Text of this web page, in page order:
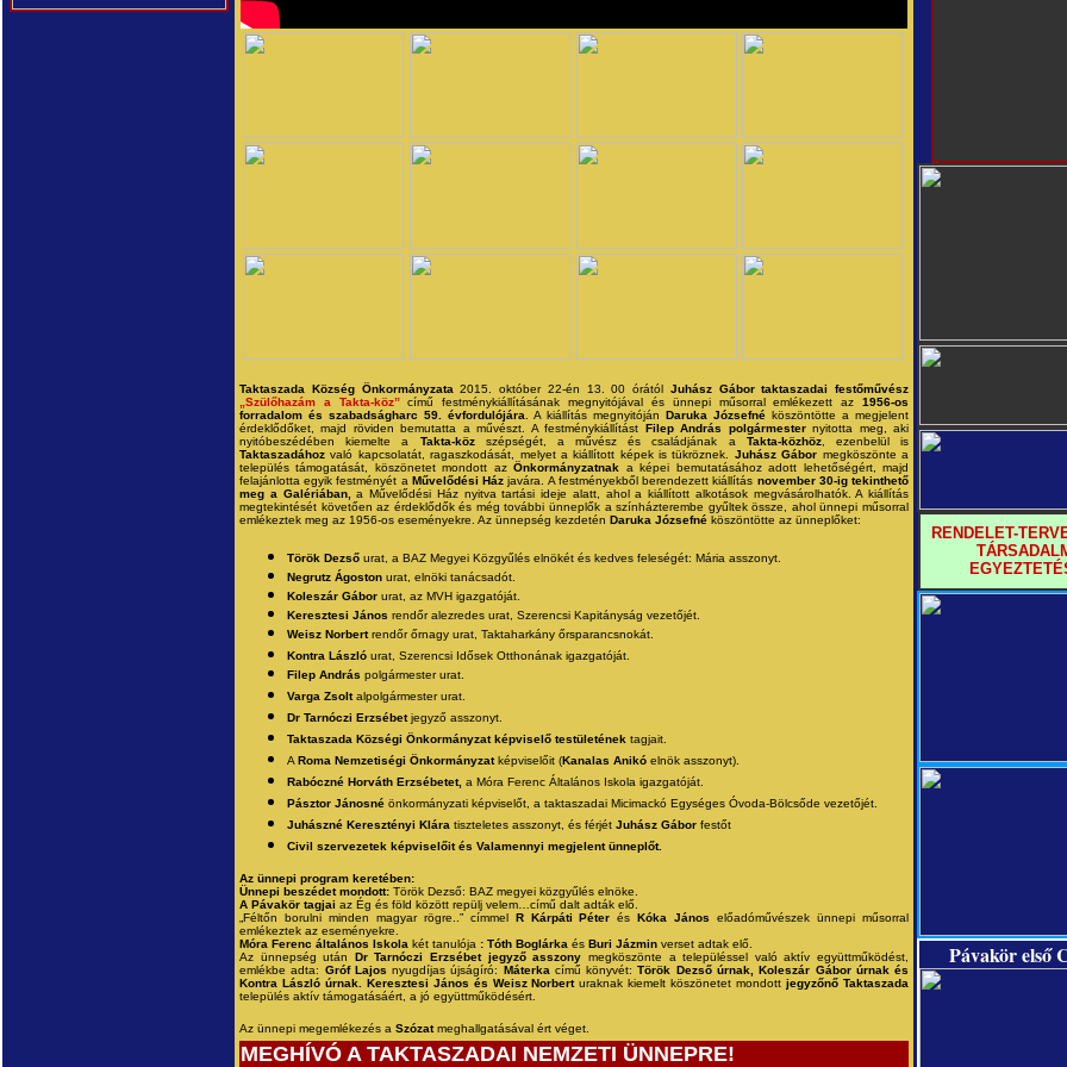
Taktaszada Község Önkormányzata 2015. október 22-én 13. 00 órától Juhász Gábor taktaszadai festőművész
„Szülőhazám a Takta-köz”című festménykiállításának megnyitójával és ünnepi műsorral emlékezett az1956-os
forradalom és szabadságharc 59. évfordulójára . A kiállítás megnyitóján Daruka Józsefné köszöntötte a megjelent
érdeklődőket, majd röviden bemutatta a művészt. A festménykiállítást Filep András polgármesternyitotta meg, aki
nyitóbeszédében kiemelte a Takta-közszépségét, a művész és családjának a Takta-közhöz, ezenbelül is
Taktaszadáhozvaló kapcsolatát, ragaszkodását, melyet a kiállított képek is tükröznek. Juhász Gábor megköszönte a
település támogatását, köszönetet mondott azÖnkormányzatnak
a képei bemutatásához adott lehetőségért, majd
felajánlotta egyik festményét a Művelődési Ház javára. A festményekből berendezett kiállítás november 30-ig tekinthető
meg a Galériában,
a Művelődési Ház nyitva tartási ideje alatt, ahol a kiállított alkotások megvásárolhatók. A kiállítás
megtekintését követően az érdeklődők és még további ünneplők a színházterembe gyűltek össze, ahol ünnepi műsorral
emlékeztek meg az 1956-os eseményekre. Az ünnepség kezdetén Daruka Józsefné köszöntötte az ünneplőket:
Török Dezső urat, a BAZ Megyei Közgyűlés elnökét és kedves feleségét: Mária asszonyt.
Negrutz Ágoston urat, elnöki tanácsadót.
Koleszár Gábor urat, az MVH igazgatóját.
Keresztesi János rendőr alezredes urat, Szerencsi Kapitányság vezetőjét.
Weisz Norbertrendőr őrnagy urat, Taktaharkány őrsparancsnokát.
Kontra László urat, Szerencsi Idősek Otthonának igazgatóját.
Filep András polgármester urat.
Varga Zsoltalpolgármester urat.
Dr Tarnóczi Erzsébetjegyző asszonyt.
Taktaszada Községi Önkormányzat képviselő testületének tagjait.
A Roma Nemzetiségi Önkormányzatképviselőit (Kanalas Anikó elnök asszonyt).
Rabóczné Horváth Erzsébetet, a Móra Ferenc Általános Iskola igazgatóját.
Pásztor Jánosné önkormányzati képviselőt, a taktaszadai Micimackó Egységes Óvoda-Bölcsőde vezetőjét.
Juhászné Keresztényi Klára tiszteletes asszonyt, és férjét Juhász Gábor festőt
Civil szervezetek képviselőit és Valamennyi megjelent ünneplőt.
Az ünnepi program keretében:
Ünnepi beszédet mondott: Török Dezső: BAZ megyei közgyűlés elnöke.
A Pávakör tagjai az Ég és föld között repülj velem…című dalt adták elő.
„Féltőn borulni minden magyar rögre..” címmel R Kárpáti Péter ésKóka János
előadóművészek ünnepi műsorral
emlékeztek az eseményekre.
Móra Ferenc általános Iskola két tanulója : Tóth Boglárka és Buri Jázmin verset adtak elő.
Az ünnepség után Dr Tarnóczi Erzsébet jegyző asszony megköszönte a településsel való aktív együttműködést,
emlékbe adta: Gróf Lajosnyugdíjas újságíró: Máterka című könyvét:Török Dezső úrnak, Koleszár Gábor úrnak és
Kontra László úrnak. Keresztesi János és Weisz Norberturaknak kiemelt köszönetet mondottjegyzőnő Taktaszada
település aktív támogatásáért, a jó együttműködésért.
Az ünnepi megemlékezés a Szózatmeghallgatásával ért véget.
MEGHÍVÓ A TAKTASZADAI NEMZETI ÜNNEPRE!
RENDELET-
Pávakör első